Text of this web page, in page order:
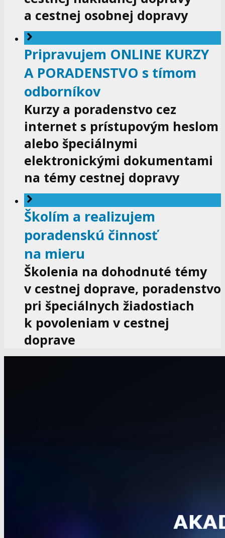
a cestnej osobnej dopravy
Pripravujem ONLINE KURZY
A PORADENSTVO s tímom
odborníkov
Kurzy a poradenstvo cez
internet s prístupovým heslom
alebo špeciálnymi
elektronickými dokumentami
na témy cestnej dopravy
Školím a realizujem
poradenskú činnosť
na mieru
Školenia na dohodnuté témy
v cestnej doprave, poradenstvo
pri špeciálnych žiadostiach
k povoleniam v cestnej
doprave